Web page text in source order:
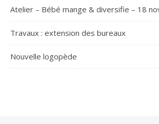
Atelier – Bébé mange & diversifie – 18
Travaux : extension des bureaux
Nouvelle logopède